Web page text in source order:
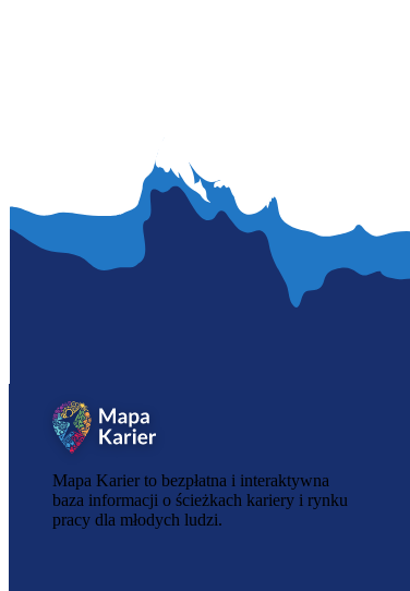
Mapa Karier to bezpłatna i interaktywna
baza informacji o ścieżkach kariery i rynku
pracy dla młodych ludzi.